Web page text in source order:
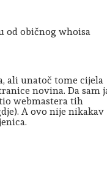
od običnog whoisa
ali unatoč tome cijela
novina. Da sam
webmastera tih
A ovo nije nikakav